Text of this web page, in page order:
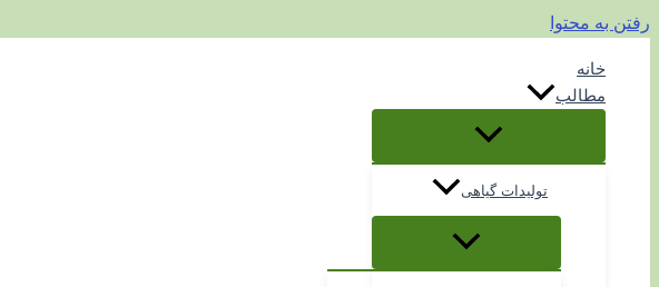
رفتن به محتوا
خانه
مطالب
تولیدات گیاهی